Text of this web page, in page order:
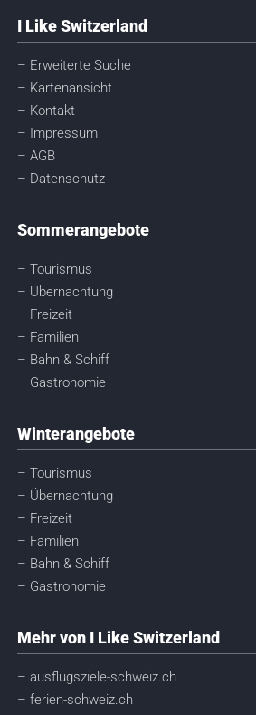
I Like Switzerland
– Erweiterte Suche
– Kartenansicht
– Kontakt
– Impressum
– AGB
– Datenschutz
Sommerangebote
– Tourismus
– Übernachtung
– Freizeit
– Familien
– Bahn & Schiff
– Gastronomie
Winterangebote
– Tourismus
– Übernachtung
– Freizeit
– Familien
– Bahn & Schiff
– Gastronomie
Mehr von I Like Switzerland
– ausflugsziele-schweiz.ch
– ferien-schweiz.ch